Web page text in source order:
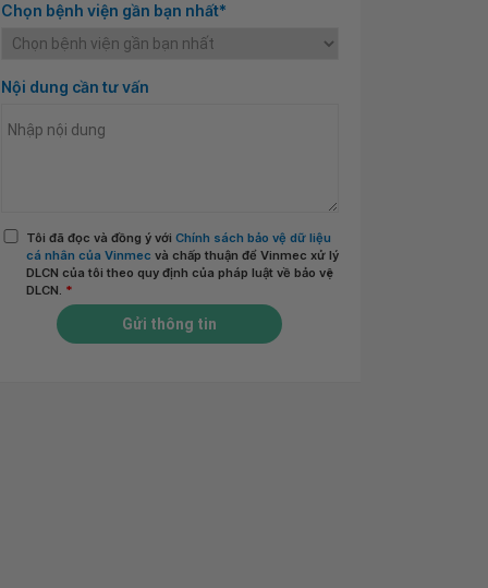
Chọn bệnh viện gần bạn nhất*
Nội dung cần tư vấn
Tôi đã đọc và đồng ý với Chính sách bảo vệ dữ liệu
cá nhân của Vinmec và chấp thuận để Vinmec xử lý
DLCN của tôi theo quy định của pháp luật về bảo vệ
DLCN. *
Gửi thông tin